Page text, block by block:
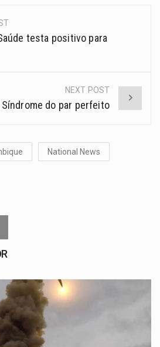
testa positivo para
NEXT POST
Síndrome do par perfeito
National News